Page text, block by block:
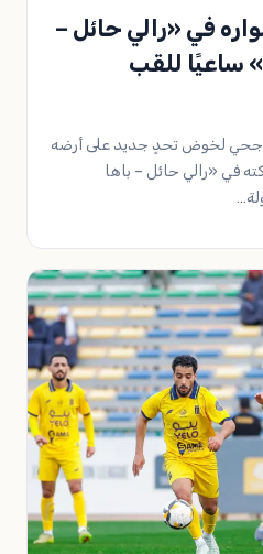
في «رالي حائل –
باها السعودية 2026» ساعيًا للقب
لخوض تحدٍ جديد على أرضه
في «رالي حائل – باها